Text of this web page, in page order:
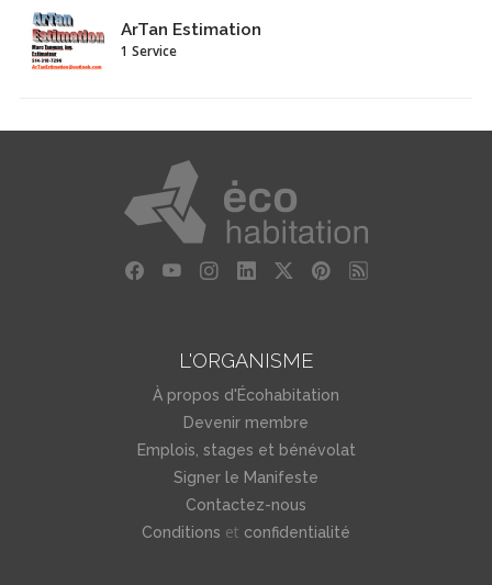
ArTan Estimation
1 Service
L'ORGANISME
À propos d'Écohabitation
Devenir membre
Emplois, stages et bénévolat
Signer le Manifeste
Contactez-nous
Conditions et confidentialité